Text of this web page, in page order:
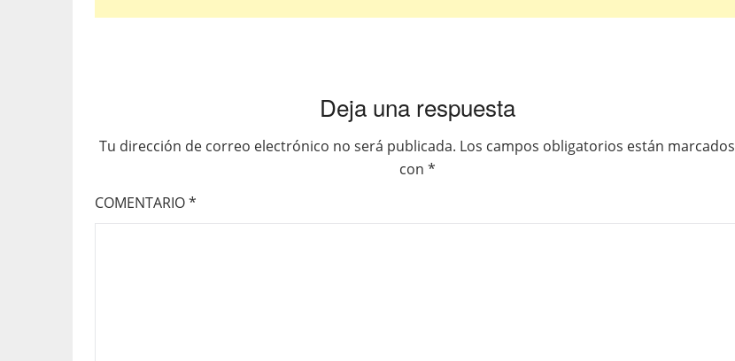
Deja una respuesta
Tu dirección de correo electrónico no será publicada. Los campos obligatorios están marcados
con *
COMENTARIO*